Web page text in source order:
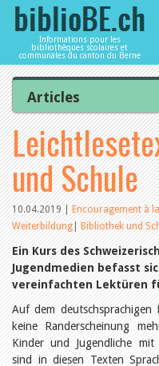
Informations pour les
bibliothèques scolaires et
communales du canton du Berne
Accueil
Articles
Bibliothèques
Agenda
Services
Utiliser
Articles
Tous les articles
Articles recommandés
Les mieux notés
Catégories
L’Office de la culture informe
La Commission informe
Les bibliothèques informent
Organisation
Locaux et infrastructure
Collections
Utilisation
Finances
Personnel
Gestion de la qualité
Droit et politique
Relations publiques
und Schule
10.04.2019|Encouragement à
Weiterbildung|Bibliothek und
Ein Kurs des
Jugendmedien befasst
vereinfachten Lektüren
Auf dem deutschsprachigen
keine Randerscheinung
Kinder und Jugendliche mit
sind in diesen Texten